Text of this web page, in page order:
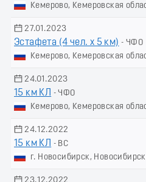
Кемерово, Кемеровская
27.01.2023
Эстафета (4 чел. х 5 км) - ЧФО
Кемерово, Кемеровская
24.01.2023
15 км КЛ
- ЧФО
Кемерово, Кемеровская
24.12.2022
15 км КЛ
- ВС
г. Новосибирск,